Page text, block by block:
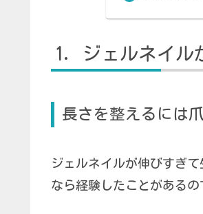
ジェルネイル
長さを整えるには
ジェルネイルが伸びすぎ
なら経験したことがあるの